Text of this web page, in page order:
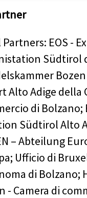
Partners: EOS -
Südtirol
Alto Adige della
di Bolzano;
Südtirol Alto
– Abteilung
Ufficio di
di Bolzano;
- Camera di